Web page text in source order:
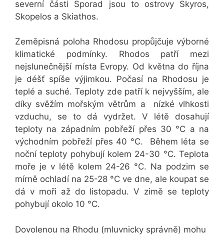
severní části Sporad jsou to ostrovy Skyros,
Skopelos a Skiathos.
Zeměpisná poloha Rhodosu propůjčuje výborné
klimatické podmínky. Rhodos patří mezi
nejslunečnější místa Evropy. Od května do října
je déšť spíše výjimkou. Počasí na Rhodosu je
teplé a suché. Teploty zde patří k nejvyšším, ale
díky svěžím mořským větrům a nízké vlhkosti
vzduchu, se to dá vydržet. V létě dosahují
teploty na západním pobřeží přes 30 °C a na
východním pobřeží přes 40 °C. Během léta se
noční teploty pohybují kolem 24-30 °C. Teplota
moře je v létě kolem 24-26 °C. Na podzim se
mírně ochladí na 25-28 °C ve dne, ale koupat se
dá v moři až do listopadu. V zimě se teploty
pohybují okolo 10 °C.
Dovolenou na Rhodu (mluvnicky správně) mohu